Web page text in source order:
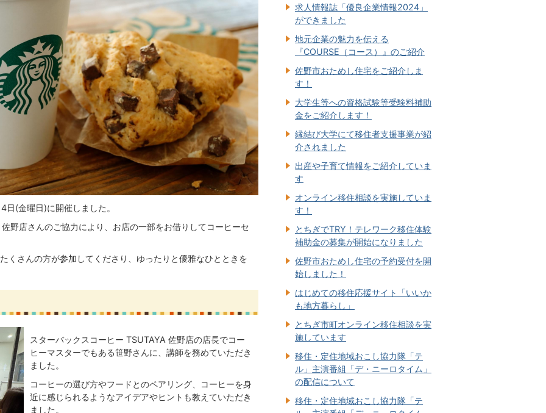
(金曜日)に開催しました。
野店さんのご協力により、お店の一部をお借りしてコーヒーセ
くさんの方が参加してくださり、ゆったりと優雅なひとときを
スターバックスコーヒー TSUTAYA 佐野店の店長でコー
ヒーマスターでもある笹野さんに、講師を務めていただき
ました。
コーヒーの選び方やフードとのペアリング、コーヒーを身
近に感じられるようなアイデアやヒントも教えていただき
ました。
求人情報誌「優良企業情報2024」
ができました
地元企業の魅力を伝える
『COURSE（コース）』のご紹介
佐野市おためし住宅をご紹介しま
す！
大学生等への資格試験等受験料補助
金をご紹介します！
縁結び大学にて移住者支援事業が紹
介されました
出産や子育て情報をご紹介していま
す
オンライン移住相談を実施していま
す！
とちぎでTRY！テレワーク移住体験
補助金の募集が開始になりました
佐野市おためし住宅の予約受付を開
始しました！
はじめての移住応援サイト「いいか
も地方暮らし」
とちぎ市町オンライン移住相談を実
施しています
移住・定住地域おこし協力隊「テ
ル」主演番組「デ・ニーロタイム」
の配信について
移住・定住地域おこし協力隊「テ